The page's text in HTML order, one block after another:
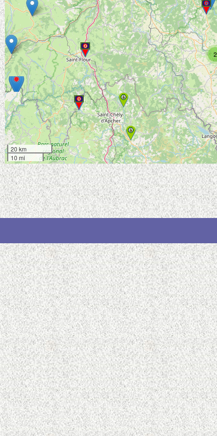
2
20 km
10 mi